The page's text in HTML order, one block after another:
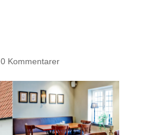
0 Kommentarer